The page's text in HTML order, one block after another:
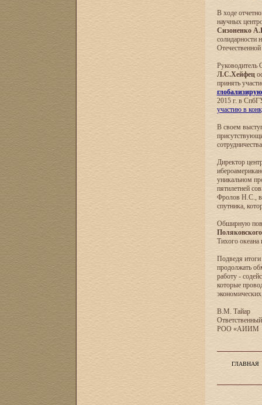
В ходе
научных
Сизоненко
солидарности
Руководитель
Л.С.Хейфец
принять
2015 г. в
участию в
В своем
Директор
уникальном
пятилетней
Фролов Н.С., в
спутника,
Обширную
Тихого океана
Подведя
продолжать
работу -
которые
В.М. Тайар
Ответственный
РОО «АИИМ
ГЛАВНАЯ